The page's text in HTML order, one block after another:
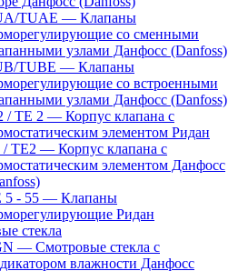
TUAE — Клапаны
со сменными
узлами Данфосс (Danfoss)
TUBE — Клапаны
со встроенными
узлами Данфосс (Danfoss)
/ TE 2 — Корпус клапана с
элементом Ридан
/ TE2 — Корпус клапана с
элементом Данфосс
5 - 55 — Клапаны
Ридан
стекла
— Смотровые стекла с
влажности Данфосс